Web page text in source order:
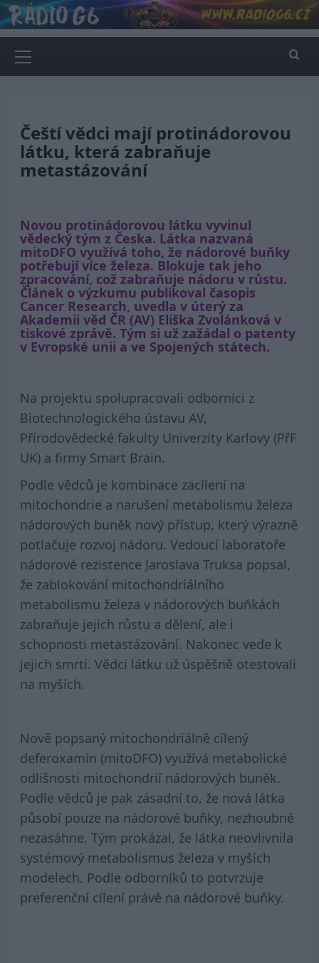
Skip
to
content
Menu
Čeští vědci mají protinádorovou
látku, která zabraňuje
metastázování
Novou protinádorovou látku vyvinul
vědecký tým z Česka. Látka nazvaná
mitoDFO využívá toho, že nádorové buňky
potřebují více železa. Blokuje tak jeho
zpracování, což zabraňuje nádoru v růstu.
Článek o výzkumu publikoval časopis
Cancer Research, uvedla v úterý za
Akademii věd ČR (AV) Eliška Zvolánková v
tiskové zprávě. Tým si už zažádal o patenty
v Evropské unii a ve Spojených státech.
Na projektu spolupracovali odborníci z
Biotechnologického ústavu AV,
Přírodovědecké fakulty Univerzity Karlovy (PřF
UK) a firmy Smart Brain.
Podle vědců je kombinace zacílení na
mitochondrie a narušení metabolismu železa
nádorových buněk nový přístup, který výrazně
potlačuje rozvoj nádoru. Vedoucí laboratoře
nádorové rezistence Jaroslava Truksa popsal,
že zablokování mitochondriálního
metabolismu železa v nádorových buňkách
zabraňuje jejich růstu a dělení, ale i
schopnosti metastázování. Nakonec vede k
jejich smrti. Vědci látku už úspěšně otestovali
na myších.
Nově popsaný mitochondriálně cílený
deferoxamin (mitoDFO) využívá metabolické
odlišnosti mitochondrií nádorových buněk.
Podle vědců je pak zásadní to, že nová látka
působí pouze na nádorové buňky, nezhoubné
nezasáhne. Tým prokázal, že látka neovlivnila
systémový metabolismus železa v myších
modelech. Podle odborníků to potvrzuje
preferenční cílení právě na nádorové buňky.